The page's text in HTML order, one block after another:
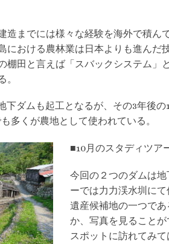
造までには様々な経験を海外で積
における農林業は日本よりも進ん
棚田と言えば「スバックシステム
。
下ダムも起工となるが、その3年後
多くが農地として使われている。
■10月のスタディツア
今回の２つのダムは
ーでは力力渓水圳に
遺産候補地の一つで
か、写真を見ること
スポットに訪れてみ